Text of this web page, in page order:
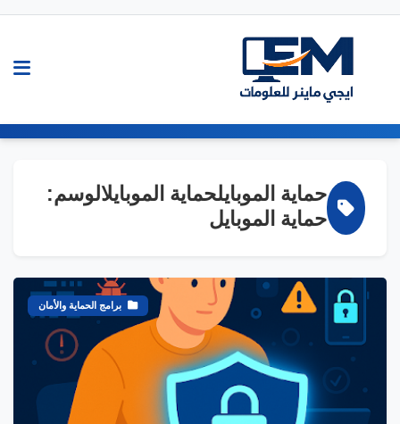
حماية الموبايلحماية الموبايلالوسم:
حماية الموبايل
برامج الحماية والأمان